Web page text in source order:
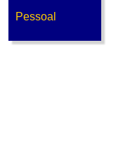
Pessoal